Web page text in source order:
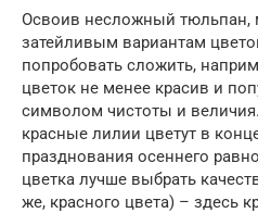
Освоив несложный тюльпан,
затейливым вариантам
попробовать сложить,
цветок не менее красив и
символом чистоты и
красные лилии цветут в
празднования осеннего
цветка лучше выбрать
же, красного цвета) – здесь